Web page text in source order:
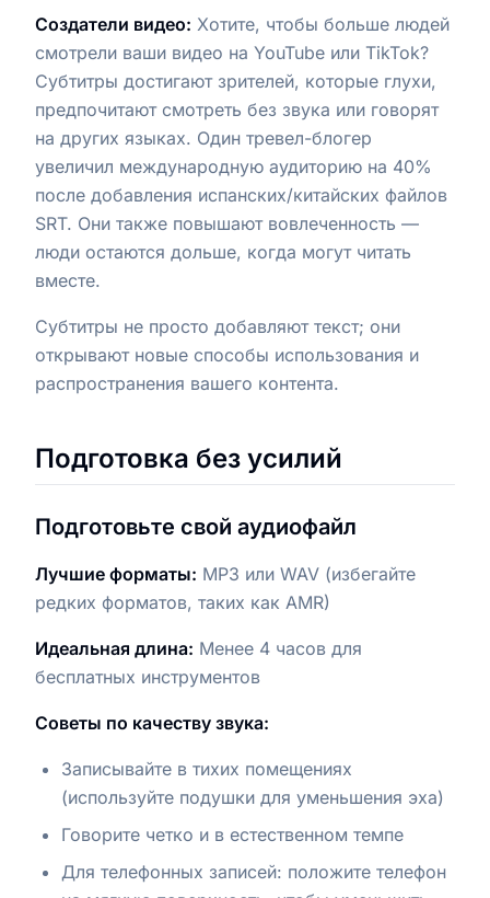
Создатели видео: Хотите, чтобы больше людей
смотрели ваши видео на YouTube или TikTok?
Субтитры достигают зрителей, которые глухи,
предпочитают смотреть без звука или говорят
на других языках. Один тревел-блогер
увеличил международную аудиторию на 40%
после добавления испанских/китайских файлов
SRT. Они также повышают вовлеченность —
люди остаются дольше, когда могут читать
вместе.
Субтитры не просто добавляют текст; они
открывают новые способы использования и
распространения вашего контента.
Подготовка без усилий
Подготовьте свой аудиофайл
Лучшие форматы: MP3 или WAV (избегайте
редких форматов, таких как AMR)
Идеальная длина: Менее 4 часов для
бесплатных инструментов
Советы по качеству звука:
Записывайте в тихих помещениях
(используйте подушки для уменьшения эха)
Говорите четко и в естественном темпе
Для телефонных записей: положите телефон